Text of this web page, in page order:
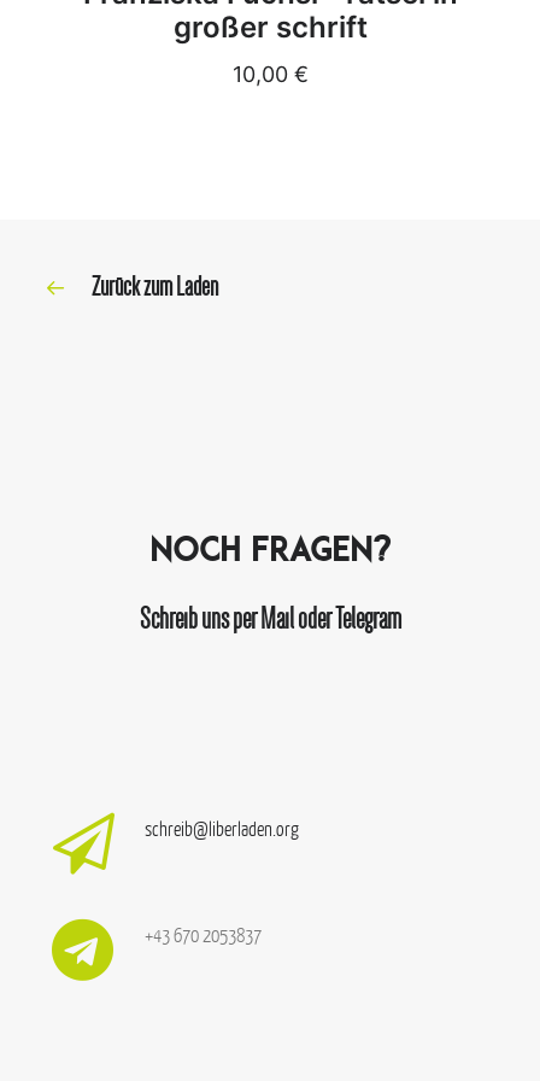
großer schrift
10,00 €
Zurück zum Laden
Noch Fragen?
Schreib uns per Mail oder Telegram
schreib@liberladen.org
+43 670 2053837